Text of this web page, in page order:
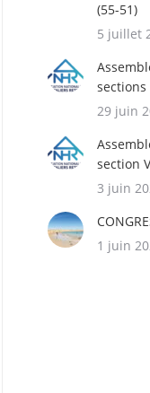
(55-51)
5 juillet
sections
29 juin
section
3 juin
1 juin